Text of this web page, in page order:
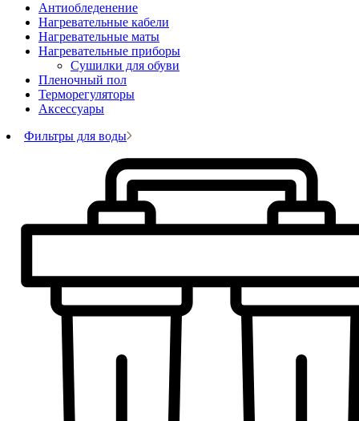
Антиобледенение
Нагревательные кабели
Нагревательные маты
Нагревательные приборы
Сушилки для обуви
Пленочный пол
Терморегуляторы
Аксессуары
Фильтры для воды